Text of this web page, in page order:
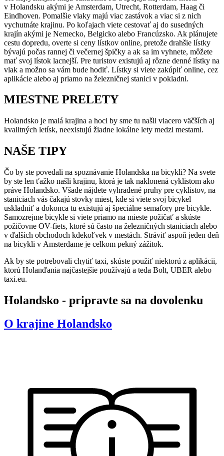
v Holandsku akými je Amsterdam, Utrecht, Rotterdam, Haag či
Eindhoven. Pomalšie vlaky majú viac zastávok a viac si z nich
vychutnáte krajinu. Po koľajach viete cestovať aj do susedných
krajín akými je Nemecko, Belgicko alebo Francúzsko. Ak plánujete
cestu dopredu, overte si ceny lístkov online, pretože drahšie lístky
bývajú počas rannej či večernej špičky a ak sa im vyhnete, môžete
mať svoj lístok lacnejší. Pre turistov existujú aj rôzne denné lístky na
vlak a možno sa vám bude hodiť. Lístky si viete zakúpiť online, cez
aplikácie alebo aj priamo na železničnej stanici v pokladni.
MIESTNE PRELETY
Holandsko je malá krajina a hoci by sme tu našli viacero väčších aj
kvalitných letísk, neexistujú žiadne lokálne lety medzi mestami.
NAŠE TIPY
Čo by ste povedali na spoznávanie Holandska na bicykli? Na svete
by ste len ťažko našli krajinu, ktorá je tak naklonená cyklistom ako
práve Holandsko. Všade nájdete vyhradené pruhy pre cyklistov, na
staniciach vás čakajú stovky miest, kde si viete svoj bicykel
uskladniť a dokonca tu existujú aj špeciálne semafory pre bicykle.
Samozrejme bicykle si viete priamo na mieste požičať a skúste
požičovne OV-fiets, ktoré sú často na železničných staniciach alebo
v ďalších obchodoch kdekoľvek v mestách. Stráviť aspoň jeden deň
na bicykli v Amsterdame je celkom pekný zážitok.
Ak by ste potrebovali chytiť taxi, skúste použiť niektorú z aplikácii,
ktorú Holanďania najčastejšie používajú a teda Bolt, UBER alebo
taxi.eu.
Holandsko - pripravte sa na dovolenku
O krajine Holandsko